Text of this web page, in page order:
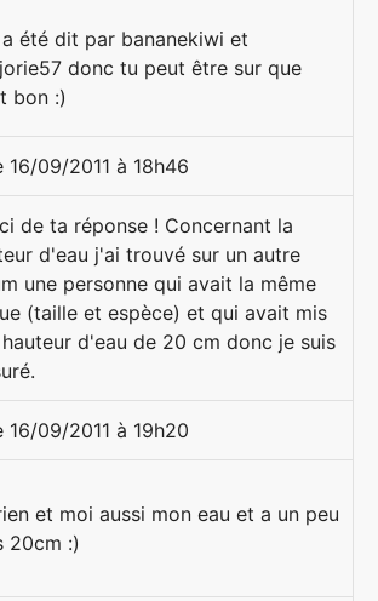
a été dit par bananekiwi et
donc tu peut être sur que
bon :)
16/09/2011 à 18h46
de ta réponse ! Concernant la
d'eau j'ai trouvé sur un autre
une personne qui avait la même
(taille et espèce) et qui avait mis
hauteur d'eau de 20 cm donc je suis
16/09/2011 à 19h20
et moi aussi mon eau et a un peu
20cm :)